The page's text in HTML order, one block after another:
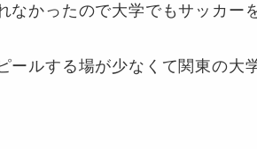
なかったので大学でもサッカー
ールする場が少なくて関東の